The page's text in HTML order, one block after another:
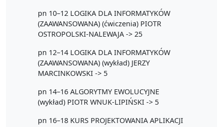
pn 10–12 LOGIKA DLA INFORMATYKÓW
(ZAAWANSOWANA) (ćwiczenia) PIOTR
OSTROPOLSKI-NALEWAJA -> 25
pn 12–14 LOGIKA DLA INFORMATYKÓW
(ZAAWANSOWANA) (wykład) JERZY
MARCINKOWSKI -> 5
pn 14–16 ALGORYTMY EWOLUCYJNE
(wykład) PIOTR WNUK-LIPIŃSKI -> 5
pn 16–18 KURS PROJEKTOWANIA APLIKACJI